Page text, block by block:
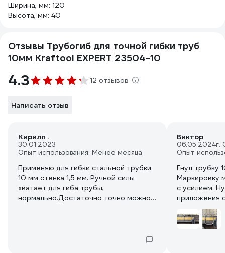
Ширина, мм: 120
Высота, мм: 40
Отзывы Трубогиб для точной гибки труб
10мм Kraftool EXPERT 23504-10
4.3 12 отзывов
Написать отзыв
Кирилл .
30.01.2023
Опыт использования: Менее месяца
Применяю для гибки стальной трубки
10 мм стенка 1,5 мм. Ручной силы
хватает для гиба трубы,
нормально.Достаточно точно можно
Виктор
06.05.2024г.
Опыт
Гнул трубку
Маркировку
с усилием.
приложения
опирался
Багажник
маленький